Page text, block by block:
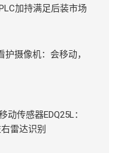
加持满足后装市场
护摄像机：会移动，
动传感器EDQ25L：
雷达识别